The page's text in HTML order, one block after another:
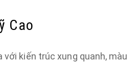
Cao
với kiến trúc xung quanh, màu